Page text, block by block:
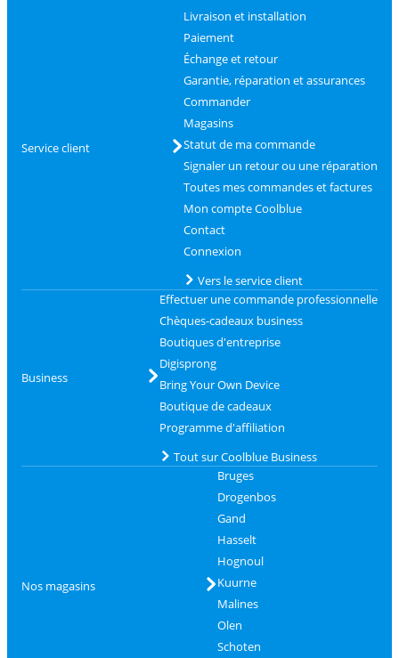
Service client
Livraison et installation
Paiement
Échange et retour
Garantie, réparation et assurances
Commander
Magasins
Statut de ma commande
Signaler un retour ou une réparation
Toutes mes commandes et factures
Mon compte Coolblue
Contact
Connexion
Vers le service client
Business
Effectuer une commande professionnelle
Chèques-cadeaux business
Boutiques d'entreprise
Digisprong
Bring Your Own Device
Boutique de cadeaux
Programme d'affiliation
Tout sur Coolblue Business
Nos magasins
Bruges
Drogenbos
Gand
Hasselt
Hognoul
Kuurne
Malines
Olen
Schoten